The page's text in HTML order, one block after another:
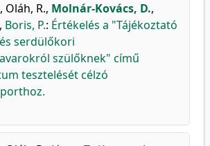
, Oláh, R., Molnár-Kovács, D.,
, Boris, P.: Értékelés a "Tájékoztató
serdülőkori
szülőknek" című
tesztelését célzó